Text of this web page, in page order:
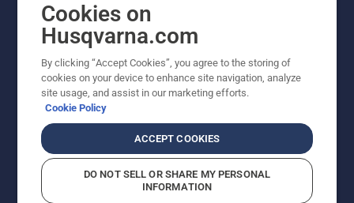
saamiseks siin.
Cookies on
Husqvarna.com
By clicking “Accept Cookies”, you agree to the storing of
cookies on your device to enhance site navigation, analyze
site usage, and assist in our marketing efforts.
Cookie Policy
ACCEPT COOKIES
DO NOT SELL OR SHARE MY PERSONAL
INFORMATION